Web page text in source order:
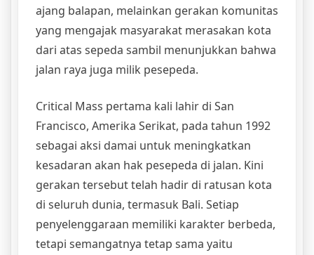
ajang balapan, melainkan gerakan komunitas
yang mengajak masyarakat merasakan kota
dari atas sepeda sambil menunjukkan bahwa
jalan raya juga milik pesepeda.
Critical Mass pertama kali lahir di San
Francisco, Amerika Serikat, pada tahun 1992
sebagai aksi damai untuk meningkatkan
kesadaran akan hak pesepeda di jalan. Kini
gerakan tersebut telah hadir di ratusan kota
di seluruh dunia, termasuk Bali. Setiap
penyelenggaraan memiliki karakter berbeda,
tetapi semangatnya tetap sama yaitu